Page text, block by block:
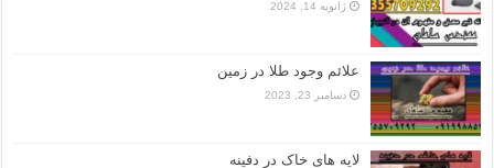
ژانویه 14, 2024
علائم وجود طلا در زمین
دسامبر 23, 2023
لایه های خاک در دفینه